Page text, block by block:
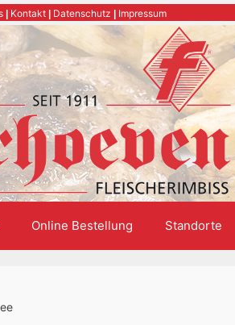
Kontakt Datenschutz Impressum
Online Bestellung Standorte